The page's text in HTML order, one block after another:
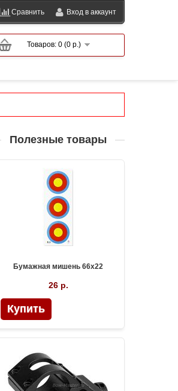
Сравнить Вход в аккаунт
Товаров: 0 (0 р.)
Полезные товары
Бумажная мишень 66х22
26 р.
Купить